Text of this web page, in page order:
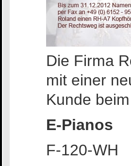
Die Firma
mit einer
Kunde
E-Pianos
F-120-WH